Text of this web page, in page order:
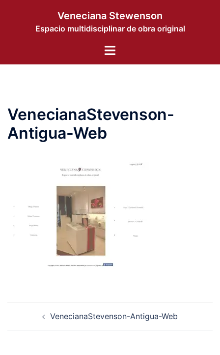
contenido
Veneciana Stewenson
Espacio multidisciplinar de obra original
Alternar
VenecianaStevenson-
Antigua-Web
VenecianaStevenson-Antigua-Web